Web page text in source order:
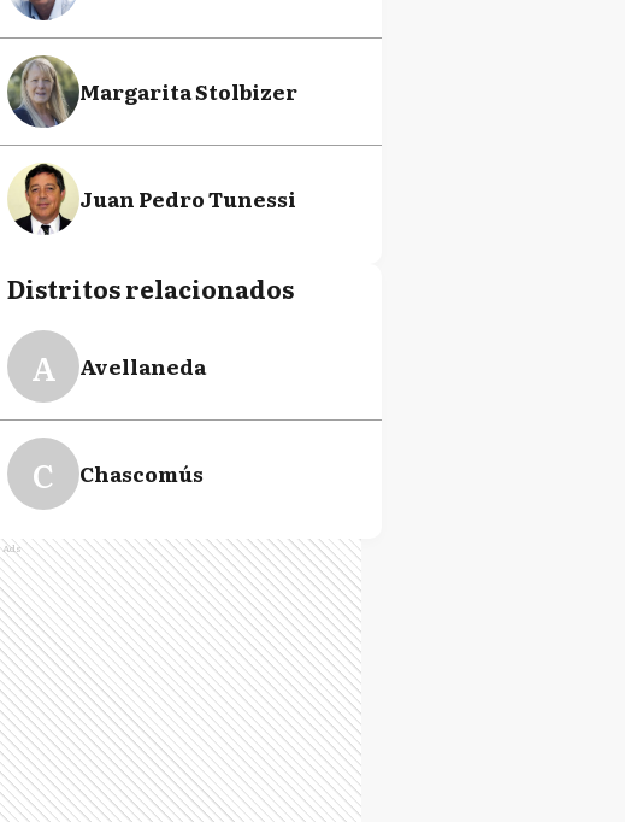
Margarita Stolbizer
Juan Pedro Tunessi
Distritos relacionados
A Avellaneda
C Chascomús
Ads